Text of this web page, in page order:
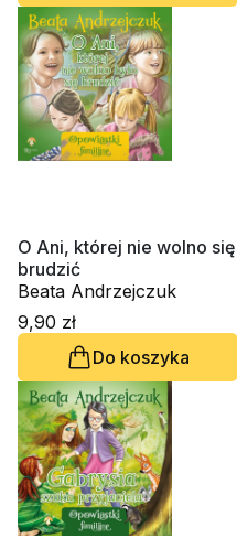
O Ani, której nie wolno się
brudzić
Beata Andrzejczuk
9,90 zł
Do koszyka